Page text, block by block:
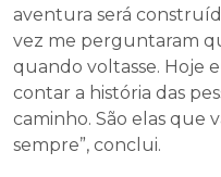
aventura será
vez me perguntaram
quando voltasse. Hoje
contar a história das
caminho. São elas que
sempre”, conclui.